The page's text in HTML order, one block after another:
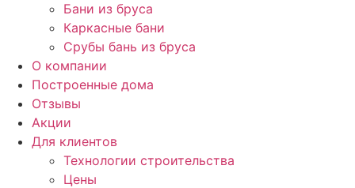
Бани из бруса
Каркасные бани
Срубы бань из бруса
О компании
Построенные дома
Отзывы
Акции
Для клиентов
Технологии строительства
Цены